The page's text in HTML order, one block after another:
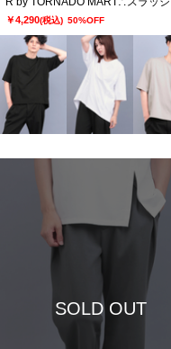
￥4,290(税込) 50%OFF
SOLD OUT